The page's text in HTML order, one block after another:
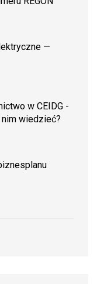
—
w CEIDG -
wiedzieć?